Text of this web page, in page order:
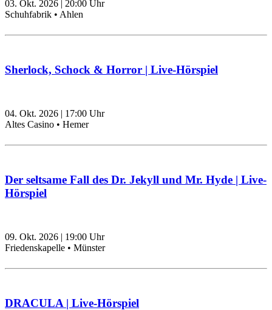
03. Okt. 2026 | 20:00 Uhr
Schuhfabrik • Ahlen
Sherlock, Schock & Horror | Live-Hörspiel
04. Okt. 2026 | 17:00 Uhr
Altes Casino • Hemer
Der seltsame Fall des Dr. Jekyll und Mr. Hyde | Live-
Hörspiel
09. Okt. 2026 | 19:00 Uhr
Friedenskapelle • Münster
DRACULA | Live-Hörspiel